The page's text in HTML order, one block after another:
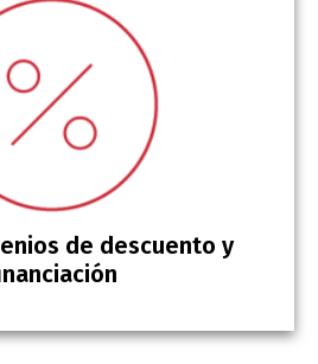
de descuento y